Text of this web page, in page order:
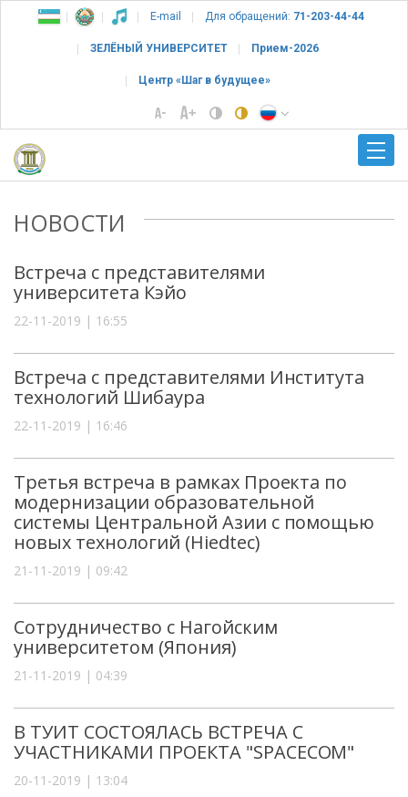
E-mail Для обращений: 71-203-44-44
ЗЕЛЁНЫЙ УНИВЕРСИТЕТ Прием-2026
Центр «Шаг в будущее»
НОВОСТИ
Встреча с представителями
университета Кэйо
22-11-2019 | 16:55
Встреча с представителями Института
технологий Шибаура
22-11-2019 | 16:46
Третья встреча в рамках Проекта по
модернизации образовательной
системы Центральной Азии с помощью
новых технологий (Hiedtec)
21-11-2019 | 09:42
Сотрудничество с Нагойским
университетом (Япония)
21-11-2019 | 04:39
В ТУИТ СОСТОЯЛАСЬ ВСТРЕЧА С
УЧАСТНИКАМИ ПРОЕКТА "SPACECOM"
20-11-2019 | 13:04